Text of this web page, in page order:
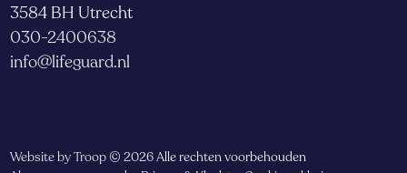
3584 BH Utrecht
030-2400638
info@lifeguard.nl
Website by Troop © 2026 Alle rechten voorbehouden